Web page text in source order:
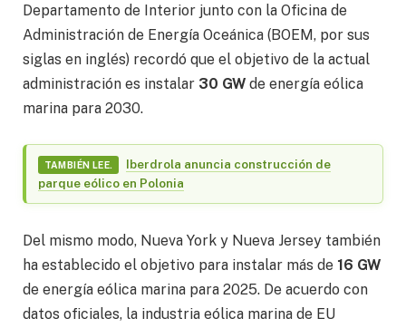
Departamento de Interior junto con la Oficina de
Administración de Energía Oceánica (BOEM, por sus
siglas en inglés) recordó que el objetivo de la actual
administración es instalar 30 GW de energía eólica
marina para 2030.
TAMBIÉN LEE.
Iberdrola anuncia construcción de
parque eólico en Polonia
Del mismo modo, Nueva York y Nueva Jersey también
ha establecido el objetivo para instalar más de 16 GW
de energía eólica marina para 2025. De acuerdo con
datos oficiales, la industria eólica marina de EU